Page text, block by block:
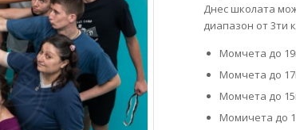
Днес школата
диапазон от 3ти
Момчета до
Момчета до
Момчета до
Момичета до